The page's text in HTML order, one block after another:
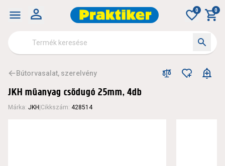
0 0
Bútorvasalat, szerelvény
JKH műanyag csődugó 25mm, 4db
Márka: JKH Cikkszám: 428514